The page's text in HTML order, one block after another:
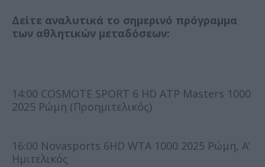
Δείτε αναλυτικά το σημερινό πρόγραμμα
των αθλητικών μεταδόσεων:
14:00 COSMOTE SPORT 6 HD ATP Masters 1000
2025 Ρώμη (Προημιτελικός)
16:00 Novasports 6HD WTA 1000 2025 Ρώμη, Α’
Ημιτελικός